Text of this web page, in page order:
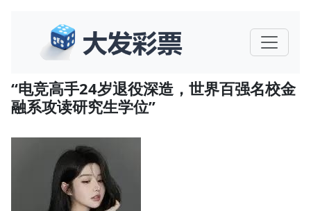
“电竞高手24岁退役深造，世界百强名校金
融系攻读研究生学位”